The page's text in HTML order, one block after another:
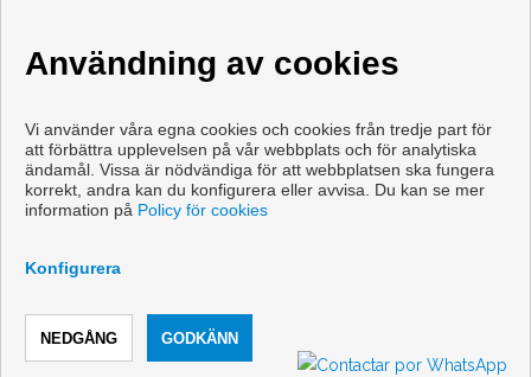
KONTAKTA RING
Våningen och hus till salu i Cabanas
Användning av cookies
Vi använder våra egna cookies och cookies från tredje part för
att förbättra upplevelsen på vår webbplats och för analytiska
ändamål. Vissa är nödvändiga för att webbplatsen ska fungera
korrekt, andra kan du konfigurera eller avvisa. Du kan se mer
information på Policy för cookies
Konfigurera